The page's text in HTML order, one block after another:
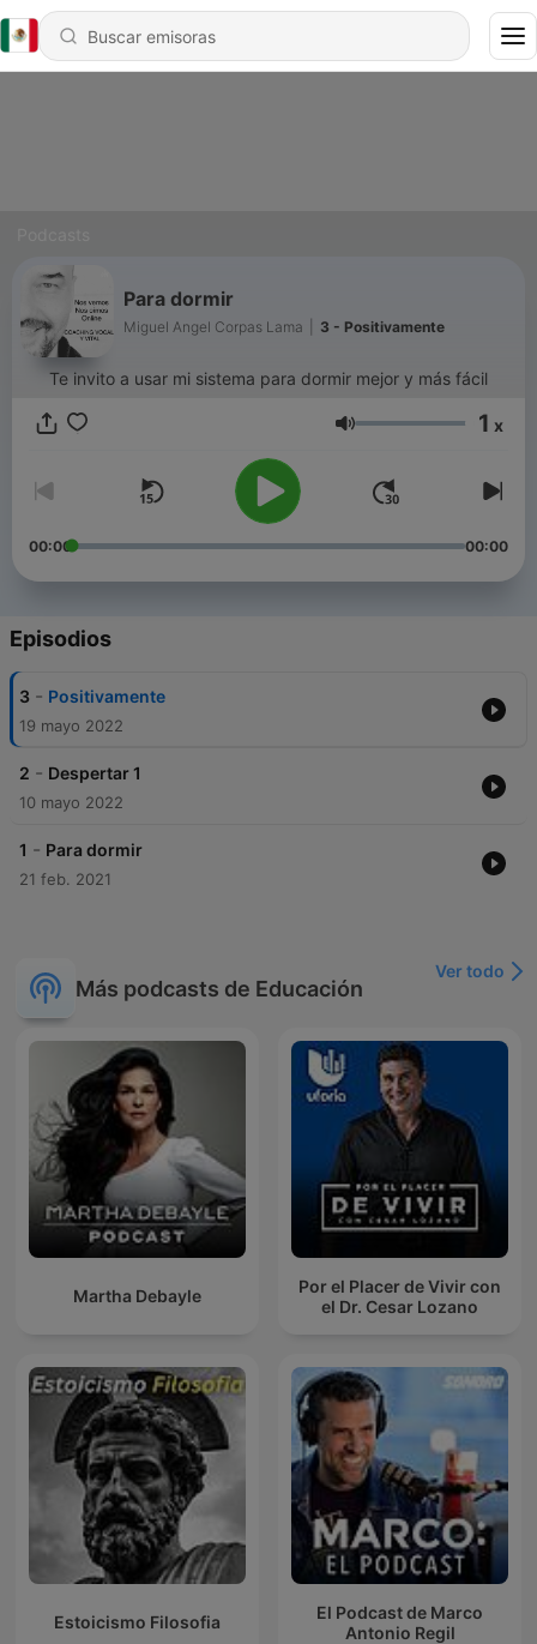
Para dormir
Miguel Angel Corpas Lama 3 - Positivamente
Te invito a usar mi sistema para dormir mejor y más fácil
Volumen 1 x
00:00 00:00
Episodios
3 - Positivamente
19 mayo 2022
2 - Despertar 1
10 mayo 2022
1 - Para dormir
21 feb. 2021
Más podcasts de Educación
Ver todo
Martha Debayle
Por el Placer de Vivir con
el Dr. Cesar Lozano
Estoicismo Filosofia
El Podcast de Marco
Antonio Regil